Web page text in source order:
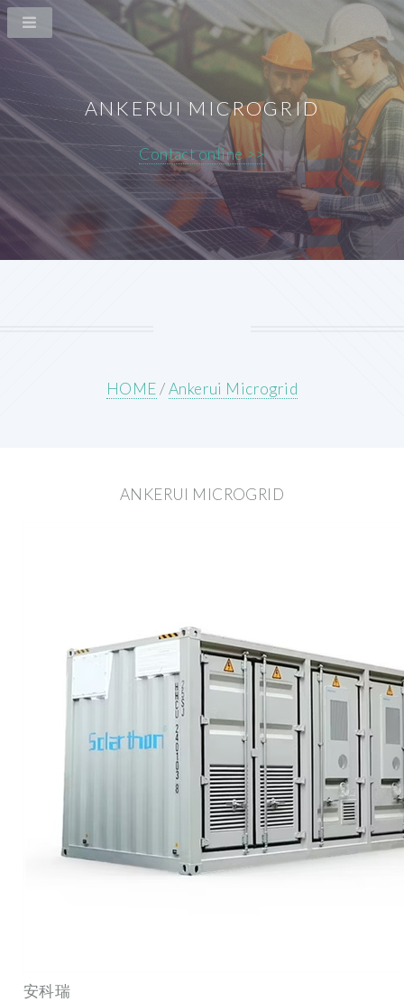
ANKERUI MICROGRID
Contact online >>
HOME/Ankerui Microgrid
ANKERUI MICROGRID
安科瑞